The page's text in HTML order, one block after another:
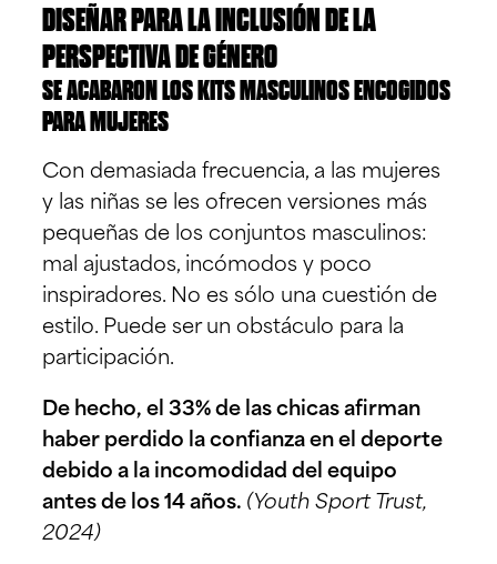
DISEÑAR PARA LA INCLUSIÓN DE LA
PERSPECTIVA DE GÉNERO
SE ACABARON LOS KITS MASCULINOS ENCOGIDOS
PARA MUJERES
Con demasiada frecuencia, a las mujeres
y las niñas se les ofrecen versiones más
pequeñas de los conjuntos masculinos:
mal ajustados, incómodos y poco
inspiradores. No es sólo una cuestión de
estilo. Puede ser un obstáculo para la
participación.
De hecho, el 33% de las chicas afirman
haber perdido la confianza en el deporte
debido a la incomodidad del equipo
antes de los 14 años. (Youth Sport Trust,
2024)